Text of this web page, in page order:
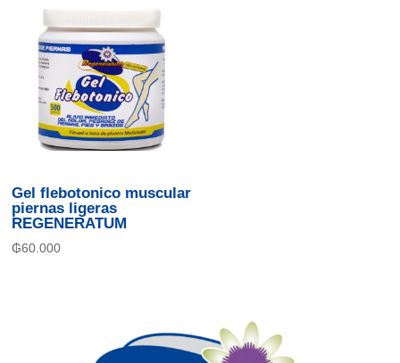
Gel flebotonico muscular
piernas ligeras
REGENERATUM
₲60.000